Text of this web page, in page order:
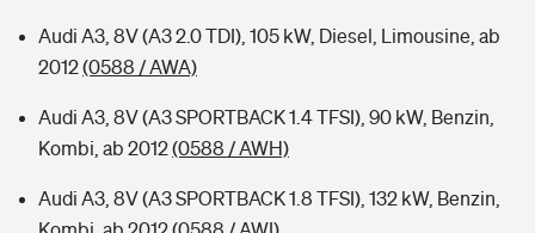
Audi A3, 8V (A3 2.0 TDI), 105 kW, Diesel, Limousine, ab
2012(0588 / AWA)
Audi A3, 8V (A3 SPORTBACK 1.4 TFSI), 90 kW, Benzin,
Kombi, ab 2012(0588 / AWH)
Audi A3, 8V (A3 SPORTBACK 1.8 TFSI), 132 kW, Benzin,